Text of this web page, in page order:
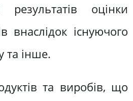
оцінки
внаслідок існуючого
та інше.
та виробів, що